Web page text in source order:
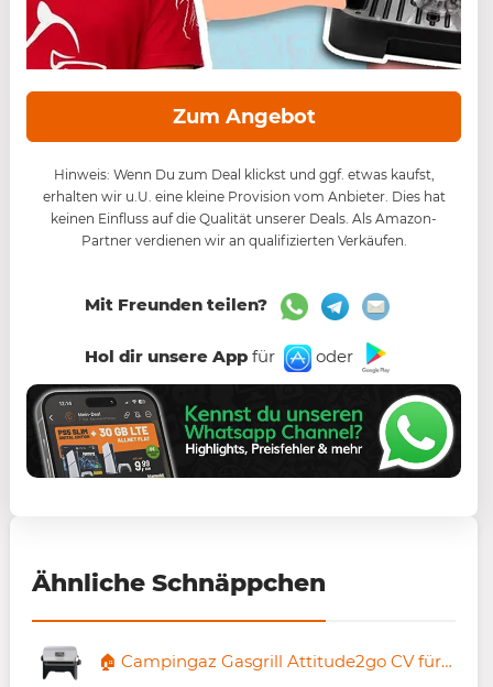
Zum Angebot
Hinweis: Wenn Du zum Deal klickst und ggf. etwas kaufst,
erhalten wir u.U. eine kleine Provision vom Anbieter. Dies hat
keinen Einfluss auf die Qualität unserer Deals. Als Amazon-
Partner verdienen wir an qualifizierten Verkäufen.
Mit Freunden teilen?
Hol dir unsere Appfür oder
Ähnliche Schnäppchen
🏠 Campingaz Gasgrill Attitude2go CV für 185,59€ (statt 247€)